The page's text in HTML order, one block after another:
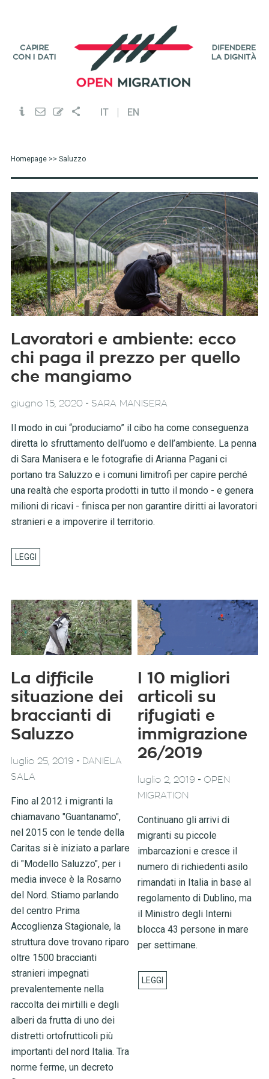
IT EN
Homepage>> Saluzzo
Lavoratori e ambiente: ecco
chi paga il prezzo per quello
che mangiamo
giugno 15, 2020- SARA MANISERA
Il modo in cui “produciamo” il cibo ha come conseguenza
diretta lo sfruttamento dell’uomo e dell’ambiente. La penna
di Sara Manisera e le fotografie di Arianna Pagani ci
portano tra Saluzzo e i comuni limitrofi per capire perché
una realtà che esporta prodotti in tutto il mondo - e genera
milioni di ricavi - finisca per non garantire diritti ai lavoratori
stranieri e a impoverire il territorio.
La difficile
situazione dei
braccianti di
Saluzzo
luglio 25, 2019 - DANIELA
SALA
Fino al 2012 i migranti la
chiamavano "Guantanamo",
nel 2015 con le tende della
Caritas si è iniziato a parlare
di "Modello Saluzzo", per i
media invece è la Rosarno
del Nord. Stiamo parlando
del centro Prima
Accoglienza Stagionale, la
struttura dove trovano riparo
oltre 1500 braccianti
stranieri impegnati
prevalentemente nella
raccolta dei mirtilli e degli
alberi da frutta di uno dei
distretti ortofrutticoli più
importanti del nord Italia. Tra
norme ferme, un decreto
I 10 migliori
articoli su
rifugiati e
immigrazione
26/2019
luglio 2, 2019 - OPEN
MIGRATION
Continuano gli arrivi di
migranti su piccole
imbarcazioni e cresce il
numero di richiedenti asilo
rimandati in Italia in base al
regolamento di Dublino, ma
il Ministro degli Interni
blocca 43 persone in mare
per settimane.